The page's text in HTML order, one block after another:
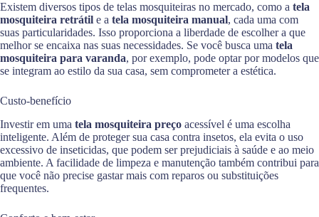
Existem diversos tipos de telas mosquiteiras no mercado, como a tela
mosquiteira retrátil e a tela mosquiteira manual, cada uma com
suas particularidades. Isso proporciona a liberdade de escolher a que
melhor se encaixa nas suas necessidades. Se você busca uma tela
mosquiteira para varanda, por exemplo, pode optar por modelos que
se integram ao estilo da sua casa, sem comprometer a estética.
Custo-benefício
Investir em uma tela mosquiteira preço acessível é uma escolha
inteligente. Além de proteger sua casa contra insetos, ela evita o uso
excessivo de inseticidas, que podem ser prejudiciais à saúde e ao meio
ambiente. A facilidade de limpeza e manutenção também contribui para
que você não precise gastar mais com reparos ou substituições
frequentes.